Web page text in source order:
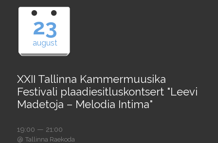
23
august
XXII Tallinna Kammermuusika
Festivali plaadiesitluskontsert "Leevi
Madetoja – Melodia Intima"
19:00 — 21:00
@ Tallinna Raekoda